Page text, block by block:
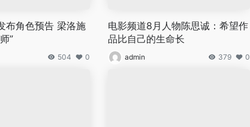
布角色预告 梁洛施
”
504 0
电影频道8月人物陈思诚：希望作
品比自己的生命长
admin 379 0